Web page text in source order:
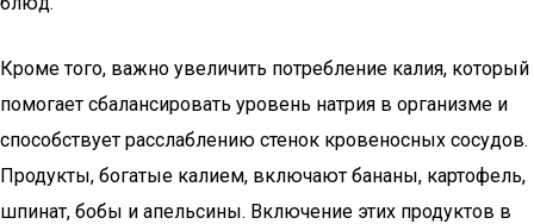
Кроме того, важно увеличить потребление калия, который
помогает сбалансировать уровень натрия в организме и
способствует расслаблению стенок кровеносных сосудов.
Продукты, богатые калием, включают бананы, картофель,
шпинат, бобы и апельсины. Включение этих продуктов в